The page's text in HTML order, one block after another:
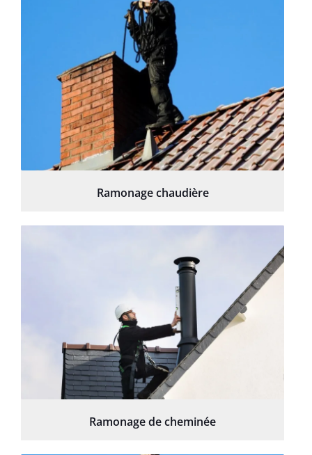
Ramonage chaudière
Ramonage de cheminée